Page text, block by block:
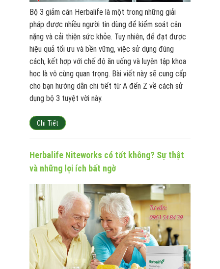
Bộ 3 giảm cân Herbalife là một trong những giải
pháp được nhiều người tin dùng để kiểm soát cân
nặng và cải thiện sức khỏe. Tuy nhiên, để đạt được
hiệu quả tối ưu và bền vững, việc sử dụng đúng
cách, kết hợp với chế độ ăn uống và luyện tập khoa
học là vô cùng quan trọng. Bài viết này sẽ cung cấp
cho bạn hướng dẫn chi tiết từ A đến Z về cách sử
dụng bộ 3 tuyệt vời này.
Chi Tiết
Herbalife Niteworks có tốt không? Sự thật
và những lợi ích bất ngờ